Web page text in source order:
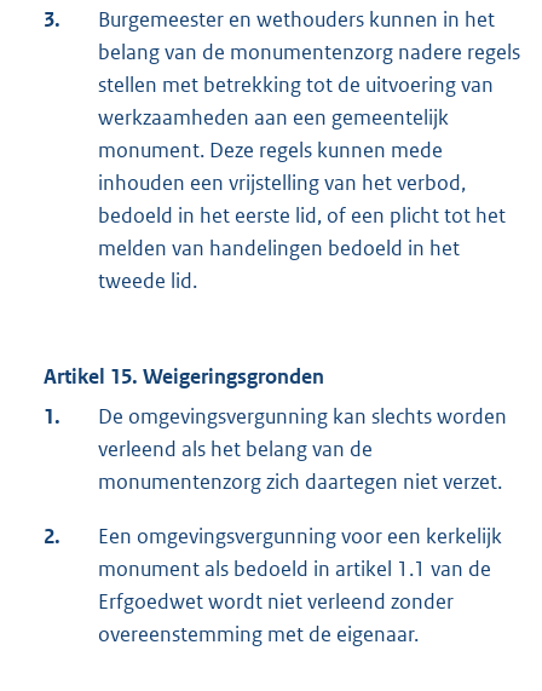
3.
Burgemeester en wethouders kunnen in het
belang van de monumentenzorg nadere regels
stellen met betrekking tot de uitvoering van
werkzaamheden aan een gemeentelijk
monument. Deze regels kunnen mede
inhouden een vrijstelling van het verbod,
bedoeld in het eerste lid, of een plicht tot het
melden van handelingen bedoeld in het
tweede lid.
Artikel 15. Weigeringsgronden
1.
De omgevingsvergunning kan slechts worden
verleend als het belang van de
monumentenzorg zich daartegen niet verzet.
2.
Een omgevingsvergunning voor een kerkelijk
monument als bedoeld in artikel 1.1 van de
Erfgoedwet wordt niet verleend zonder
overeenstemming met de eigenaar.